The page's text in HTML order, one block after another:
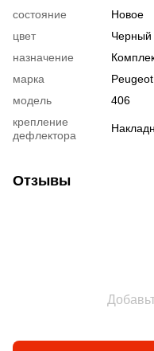
состояние
Новое
цвет
Черный
назначение
марка
Peugeot
модель
406
крепление
дефлектора
Отзывы